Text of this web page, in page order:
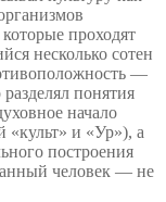
проходят
несколько сотен
—
понятия
начало
«культ» и «Ур»), а
построения
человек — не